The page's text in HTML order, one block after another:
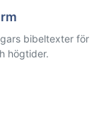
bibeltexter för
högtider.